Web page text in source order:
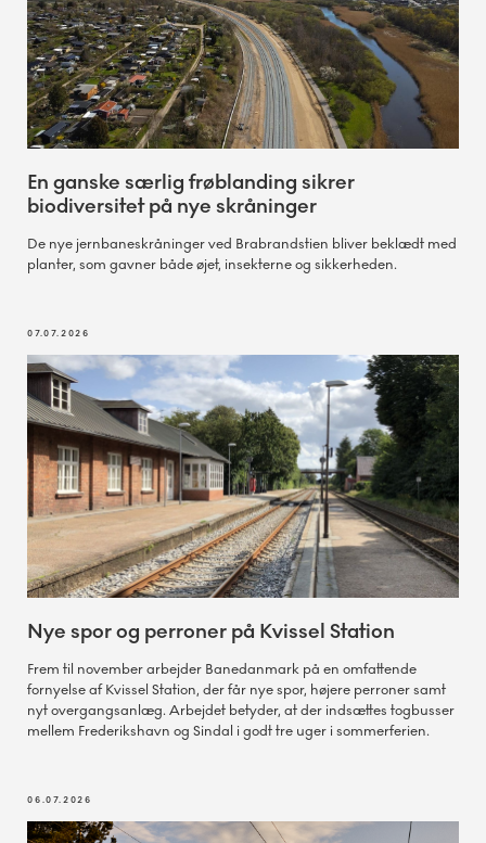
En ganske særlig frøblanding sikrer
biodiversitet på nye skråninger
De nye jernbaneskråninger ved Brabrandstien bliver beklædt med
planter, som gavner både øjet, insekterne og sikkerheden.
07.07.2026
Nye spor og perroner på Kvissel Station
Frem til november arbejder Banedanmark på en omfattende
fornyelse af Kvissel Station, der får nye spor, højere perroner samt
nyt overgangsanlæg. Arbejdet betyder, at der indsættes togbusser
mellem Frederikshavn og Sindal i godt tre uger i sommerferien.
06.07.2026